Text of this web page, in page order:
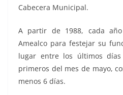
Cabecera Municipal.
A partir de 1988, cada
Amealco para festejar su
lugar entre los últimos
primeros del mes de mayo,
menos 6 días.